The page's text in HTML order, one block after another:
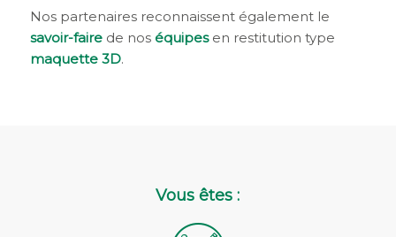
Nos partenaires reconnaissent également le
savoir-fairede nos équipesen restitution type
maquette 3D.
Vous êtes :